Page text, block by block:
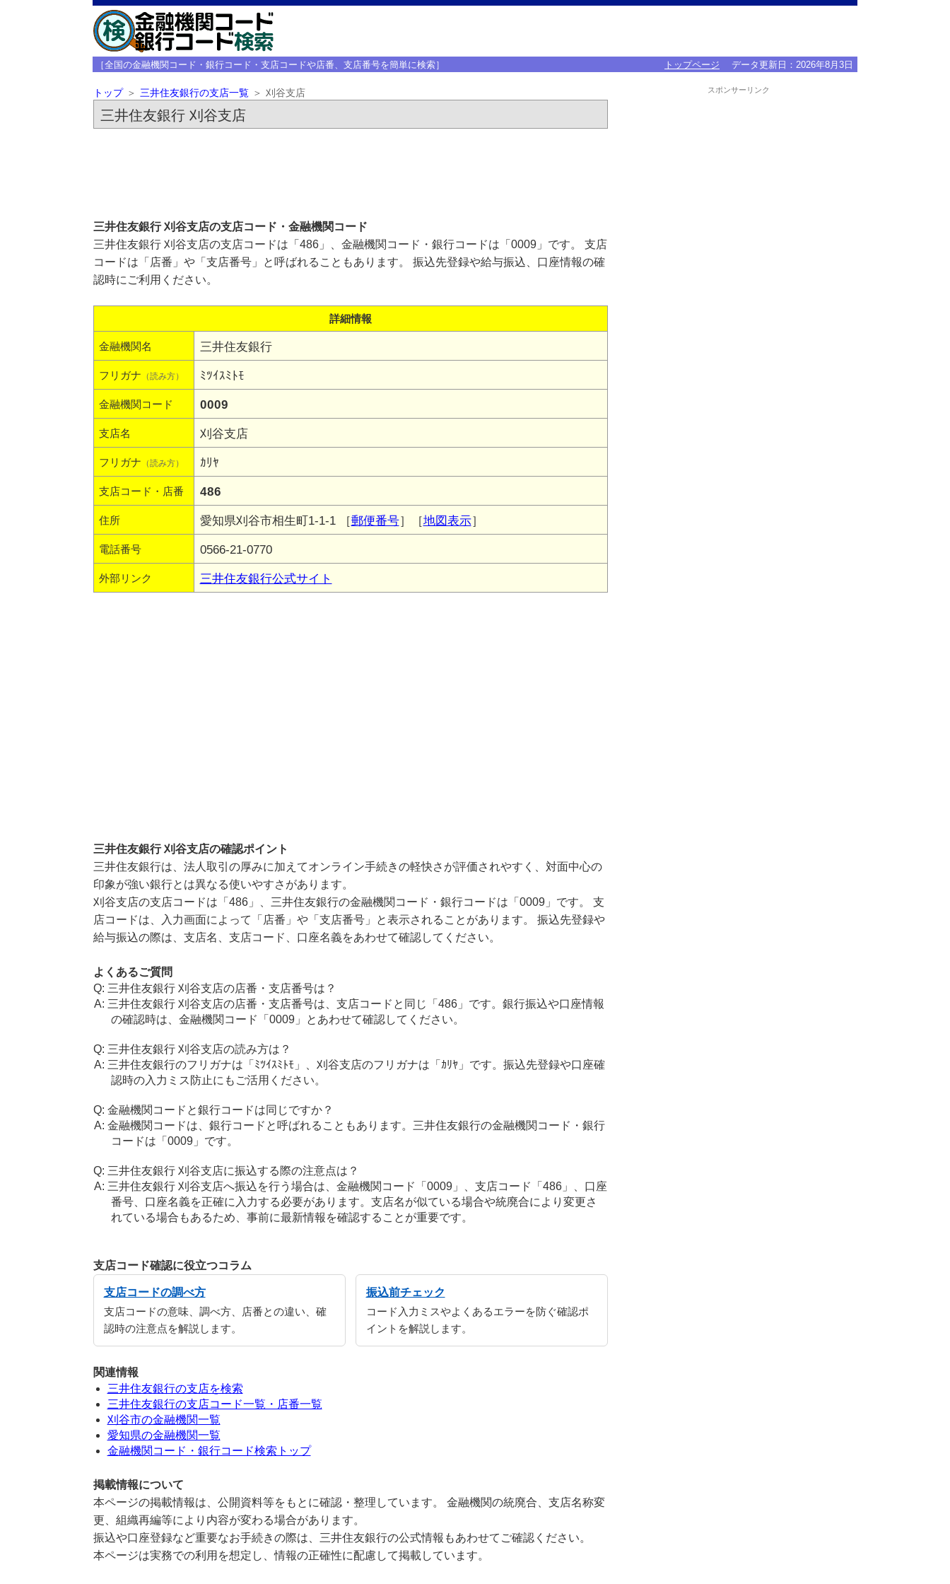
［全国の金融機関コード・銀行コード・支店コードや店番、支店番号を簡単に検索］ トップページ データ更新日： 2026年8月3日
トップ 三井住友銀行の支店一覧 刈谷支店
三井住友銀行 刈谷支店
三井住友銀行 刈谷支店の支店コード・金融機関コード
三井住友銀行 刈谷支店の支店コードは「486」、金融機関コード・銀行コードは「0009」です。 支店
コードは「店番」や「支店番号」と呼ばれることもあります。 振込先登録や給与振込、口座情報の確
認時にご利用ください。
詳細情報
金融機関名 三井住友銀行
フリガナ （読み方） ﾐﾂｲｽﾐﾄﾓ
金融機関コード 0009
支店名 刈谷支店
フリガナ （読み方） ｶﾘﾔ
支店コード・店番 486
住所 愛知県刈谷市相生町1-1-1 ［郵便番号］［地図表示］
電話番号 0566-21-0770
外部リンク 三井住友銀行公式サイト
三井住友銀行 刈谷支店の確認ポイント
三井住友銀行は、法人取引の厚みに加えてオンライン手続きの軽快さが評価されやすく、対面中心の
印象が強い銀行とは異なる使いやすさがあります。
刈谷支店の支店コードは「486」、三井住友銀行の金融機関コード・銀行コードは「0009」です。 支
店コードは、入力画面によって「店番」や「支店番号」と表示されることがあります。 振込先登録や
給与振込の際は、支店名、支店コード、口座名義をあわせて確認してください。
よくあるご質問
三井住友銀行 刈谷支店の店番・支店番号は？
三井住友銀行 刈谷支店の店番・支店番号は、支店コードと同じ「486」です。銀行振込や口座情報
の確認時は、金融機関コード「0009」とあわせて確認してください。
三井住友銀行 刈谷支店の読み方は？
三井住友銀行のフリガナは「ﾐﾂｲｽﾐﾄﾓ」、刈谷支店のフリガナは「ｶﾘﾔ」です。振込先登録や口座確
認時の入力ミス防止にもご活用ください。
金融機関コードと銀行コードは同じですか？
金融機関コードは、銀行コードと呼ばれることもあります。三井住友銀行の金融機関コード・銀行
コードは「0009」です。
三井住友銀行 刈谷支店に振込する際の注意点は？
三井住友銀行 刈谷支店へ振込を行う場合は、金融機関コード「0009」、支店コード「486」、口座
番号、口座名義を正確に入力する必要があります。支店名が似ている場合や統廃合により変更さ
れている場合もあるため、事前に最新情報を確認することが重要です。
支店コード確認に役立つコラム
支店コードの調べ方
支店コードの意味、調べ方、店番との違い、確
認時の注意点を解説します。
振込前チェック
コード入力ミスやよくあるエラーを防ぐ確認ポ
イントを解説します。
関連情報
三井住友銀行の支店を検索
三井住友銀行の支店コード一覧・店番一覧
刈谷市の金融機関一覧
愛知県の金融機関一覧
金融機関コード・銀行コード検索トップ
掲載情報について
本ページの掲載情報は、公開資料等をもとに確認・整理しています。 金融機関の統廃合、支店名称変
更、組織再編等により内容が変わる場合があります。
振込や口座登録など重要なお手続きの際は、三井住友銀行の公式情報もあわせてご確認ください。
本ページは実務での利用を想定し、情報の正確性に配慮して掲載しています。
スポンサーリンク